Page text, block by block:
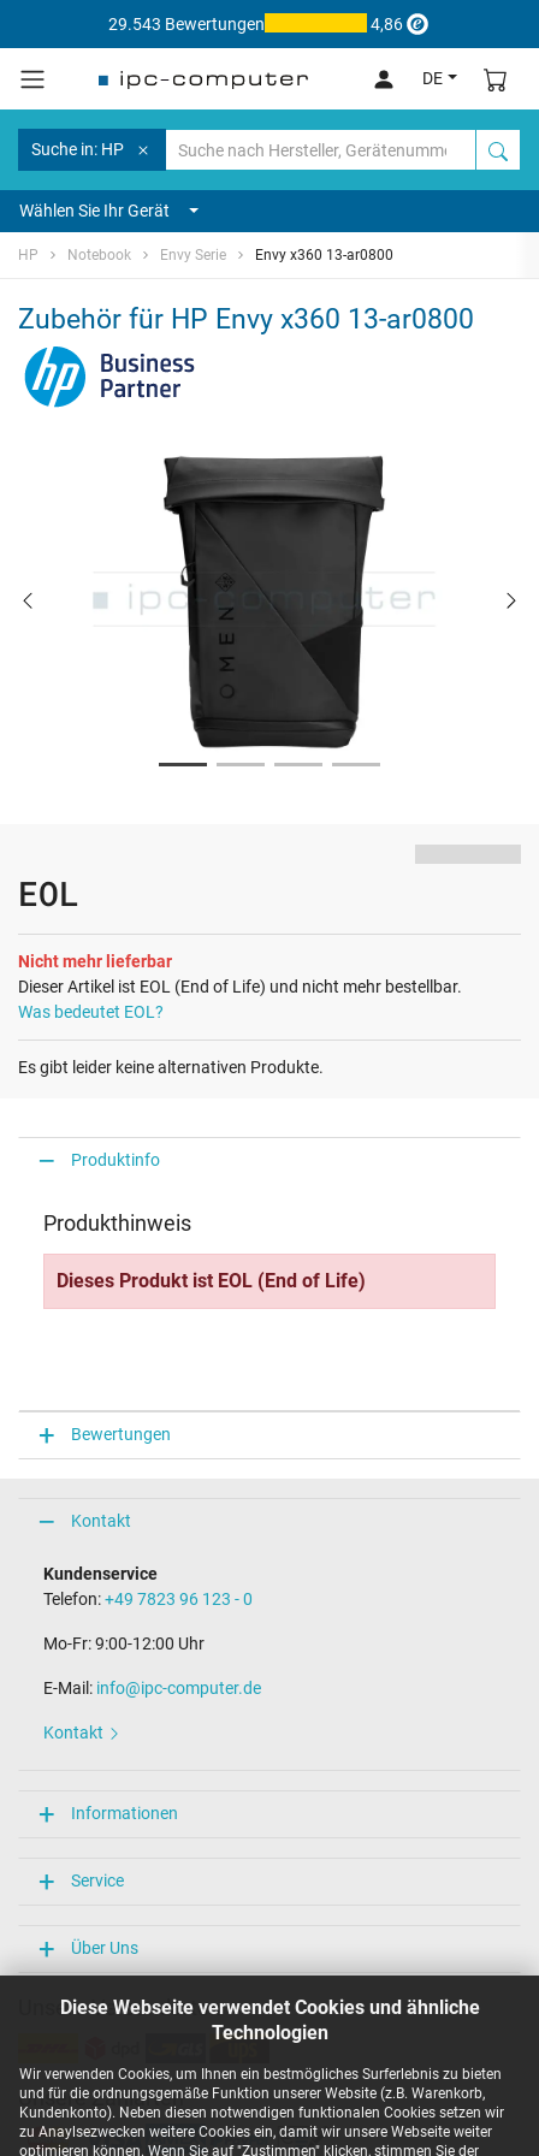
Diese Webseite verwendet Cookies und ähnliche
Technologien
Wir verwenden Cookies, um Ihnen ein bestmögliches Surferlebnis zu bieten
und für die ordnungsgemäße Funktion unserer Website (z.B. Warenkorb,
Kundenkonto). Neben diesen notwendigen funktionalen Cookies setzen wir
zu Anaylsezwecken weitere Cookies ein, damit wir unsere Webseite weiter
optimieren können. Wenn Sie auf "Zustimmen" klicken, stimmen Sie der
29.543 Bewertungen 4,86
DE
Suche in: HP
Wählen Sie Ihr Gerät
HP Notebook Envy Serie Envy x360 13-ar0800
Zubehör für HP Envy x360 13-ar0800
EOL
Nicht mehr lieferbar
Dieser Artikel ist EOL (End of Life) und nicht mehr bestellbar.
Was bedeutet EOL?
Es gibt leider keine alternativen Produkte.
Produktinfo
Produkthinweis
Dieses Produkt ist EOL (End of Life)
Bewertungen
Kontakt
Kundenservice
Telefon:+49 7823 96 123 - 0
Mo-Fr: 9:00-12:00 Uhr
E-Mail: info@ipc-computer.de
Kontakt
Informationen
Service
Über Uns
Unsere Versandarten
Unsere Zahlarten